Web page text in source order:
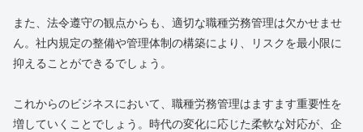
また、法令遵守の観点からも、適切な職種労務管理は欠かせませ
ん。社内規定の整備や管理体制の構築により、リスクを最小限に
抑えることができるでしょう。
これからのビジネスにおいて、職種労務管理はますます重要性を
増していくことでしょう。時代の変化に応じた柔軟な対応が、企